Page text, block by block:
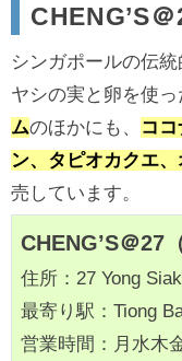
CHENG’S＠
シンガポールの伝
ヤシの実と卵を使っ
ムのほかにも、
コ
ン、タピオカクエ
売しています。
CHENG’S＠27
住所：27 Yong
最寄り駅：Tiong
営業時間：月水木